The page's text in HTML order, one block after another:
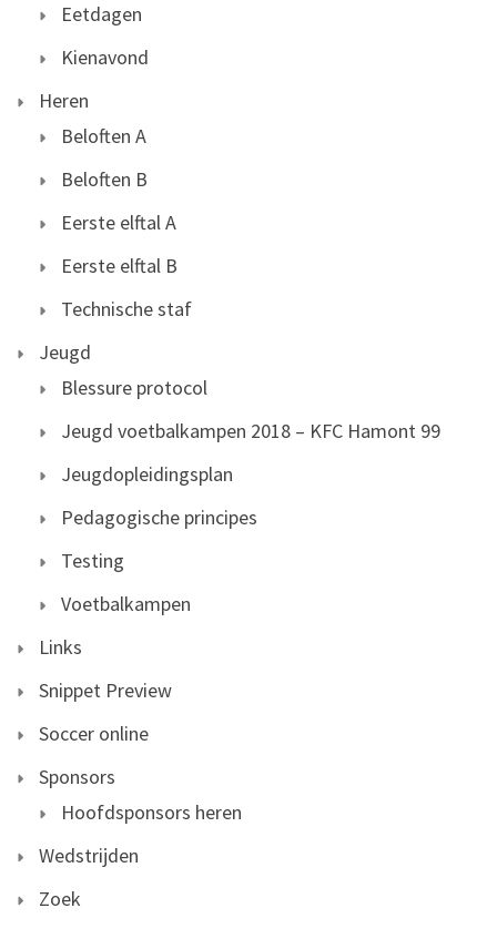
Eetdagen
Kienavond
Heren
Beloften A
Beloften B
Eerste elftal A
Eerste elftal B
Technische staf
Jeugd
Blessure protocol
Jeugd voetbalkampen 2018 – KFC Hamont 99
Jeugdopleidingsplan
Pedagogische principes
Testing
Voetbalkampen
Links
Snippet Preview
Soccer online
Sponsors
Hoofdsponsors heren
Wedstrijden
Zoek